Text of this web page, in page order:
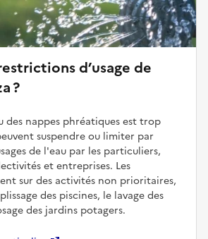
d’usage de
?
des nappes phréatiques est trop
suspendre ou limiter par
de l'eau par les particuliers,
et entreprises. Les
sur des activités non prioritaires,
des piscines, le lavage des
des jardins potagers.